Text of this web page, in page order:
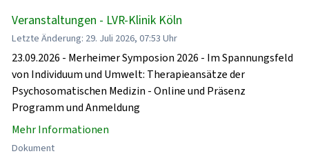
Veranstaltungen - LVR-Klinik Köln
Letzte Änderung: 29. Juli 2026, 07:53 Uhr
23.09.2026 - Merheimer Symposion 2026 - Im Spannungsfeld
von Individuum und Umwelt: Therapieansätze der
Psychosomatischen Medizin - Online und Präsenz
Programm und Anmeldung
Mehr Informationen
Dokument